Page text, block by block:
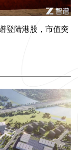
登陆港股，市值突